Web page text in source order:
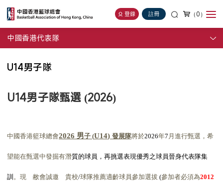
登錄 註冊 （0）
中國香港代表隊
U14男子隊
U14男子隊甄選 (2026)
中國香港籃球總會2026 男子 (U14)發展隊將於2026年7 月進行甄選，希
望能在甄選中發掘有潛質的球員，再挑選表現優秀之球員晉身代表隊集
訓 。現 敝會誠邀 貴校/球隊推薦適齡球員參加選拔 (參加者必須為2012